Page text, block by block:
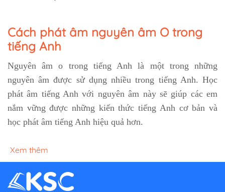
Cách phát âm nguyên âm O trong
tiếng Anh
Nguyên âm o trong tiếng Anh là một trong những
nguyên âm được sử dụng nhiều trong tiếng Anh. Học
phát âm tiếng Anh với nguyên âm này sẽ giúp các em
nắm vững được những kiến thức tiếng Anh cơ bản và
học phát âm tiếng Anh hiệu quả hơn.
Xem thêm